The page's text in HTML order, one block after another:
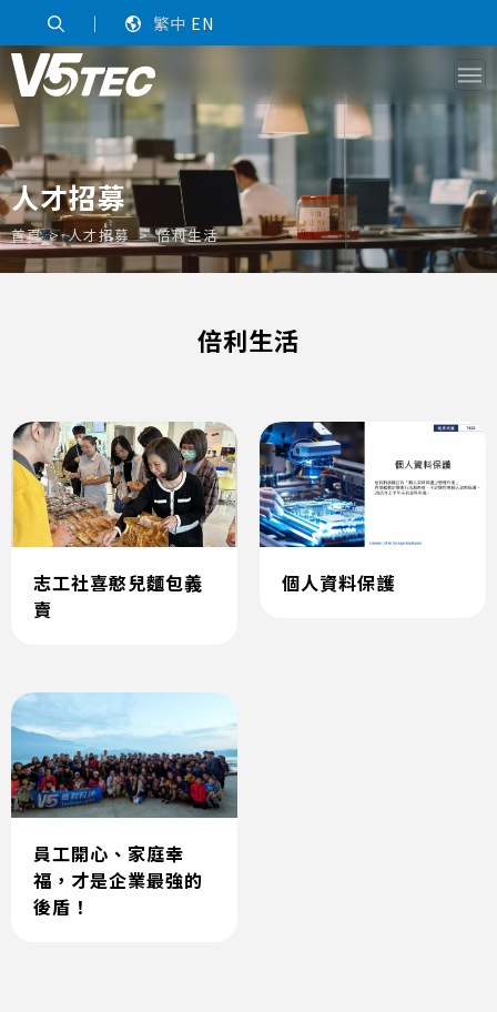
｜ 繁中 EN
人才招募
首頁 人才招募 倍利生活
倍利生活
志工社喜憨兒麵包義
賣
個人資料保護
員工開心、家庭幸
福，才是企業最強的
後盾！